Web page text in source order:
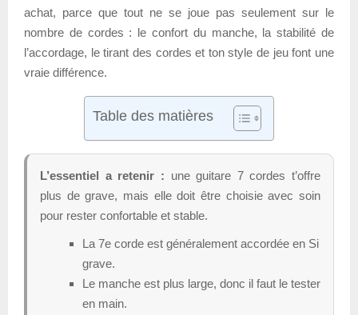
achat, parce que tout ne se joue pas seulement sur le
nombre de cordes : le confort du manche, la stabilité de
l’accordage, le tirant des cordes et ton style de jeu font une
vraie différence.
Table des matières
L’essentiel a retenir : une guitare 7 cordes t’offre
plus de grave, mais elle doit être choisie avec soin
pour rester confortable et stable.
La 7e corde est généralement accordée en Si
grave.
Le manche est plus large, donc il faut le tester
en main.